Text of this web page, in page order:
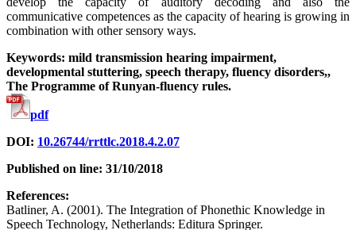
communicative competences as the capacity of hearing is growing in
combination with other sensory ways.
Keywords: mild transmission hearing impairment,
developmental stuttering, speech therapy, fluency disorders,,
The Programme of Runyan-fluency rules.
pdf
DOI: 10.26744/rrttlc.2018.4.2.07
Published on line: 31/10/2018
References:
Batliner, A. (2001). The Integration of Phonethic Knowledge in
Speech Technology, Netherlands: Editura Springer.